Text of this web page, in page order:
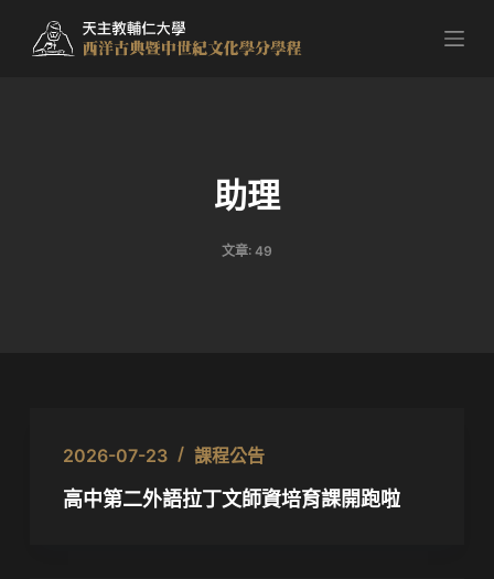
至
助理
文章: 49
2026-07-23 課程公告
高中第二外語拉丁文師資培育課開跑啦